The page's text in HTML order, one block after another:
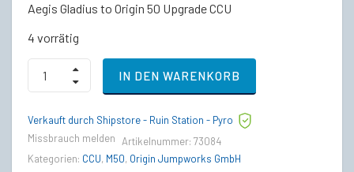
Aegis Gladius to Origin 50 Upgrade CCU
4 vorrätig
Aegis
Gladius
to
50
Upgrade
quantity
IN DEN WARENKORB
Verkauft durch Shipstore - Ruin Station - Pyro
Missbrauch melden
Artikelnummer: 73084
Kategorien: CCU, M50, Origin Jumpworks GmbH